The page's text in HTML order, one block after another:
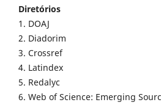
Diretórios
1. DOAJ
2. Diadorim
3. Crossref
4. Latindex
5. Redalyc
6. Web of Science: Emerging